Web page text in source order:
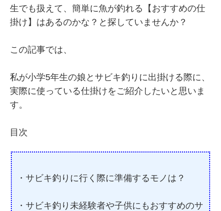
生でも扱えて、簡単に魚が釣れる【おすすめの仕
掛け】はあるのかな？と探していませんか？
この記事では、
私が小学5年生の娘とサビキ釣りに出掛ける際に、
実際に使っている仕掛けをご紹介したいと思いま
す。
目次
・サビキ釣りに行く際に準備するモノは？
・サビキ釣り未経験者や子供にもおすすめのサ